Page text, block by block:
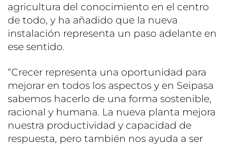
agricultura del conocimiento en el centro
de todo, y ha añadido que la nueva
instalación representa un paso adelante en
ese sentido.
“Crecer representa una oportunidad para
mejorar en todos los aspectos y en Seipasa
sabemos hacerlo de una forma sostenible,
racional y humana. La nueva planta mejora
nuestra productividad y capacidad de
respuesta, pero también nos ayuda a ser